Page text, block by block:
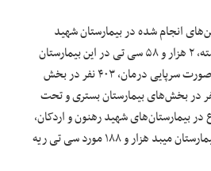
انجام شده در بیمارستان شهید
صدوقی گفت: در ۴۰ روز گذشته، ۲ هزار و ۵۸ سی تی در این بیمارستان
انجام شده که هزار و ۱۱ نفر به صورت سرپایی درمان، ۴۰۳ نفر در بخش
بستری شدند و ۶۴۶ نفر در بخش‌های بیمارستان بستری و تحت
بیمارستان‌های شهید رهنون و اردکان،
هزار و ۱۸۲ مورد سی تی و در بیمارستان میبد هزار و ۱۸۸ مورد سی تی ریه